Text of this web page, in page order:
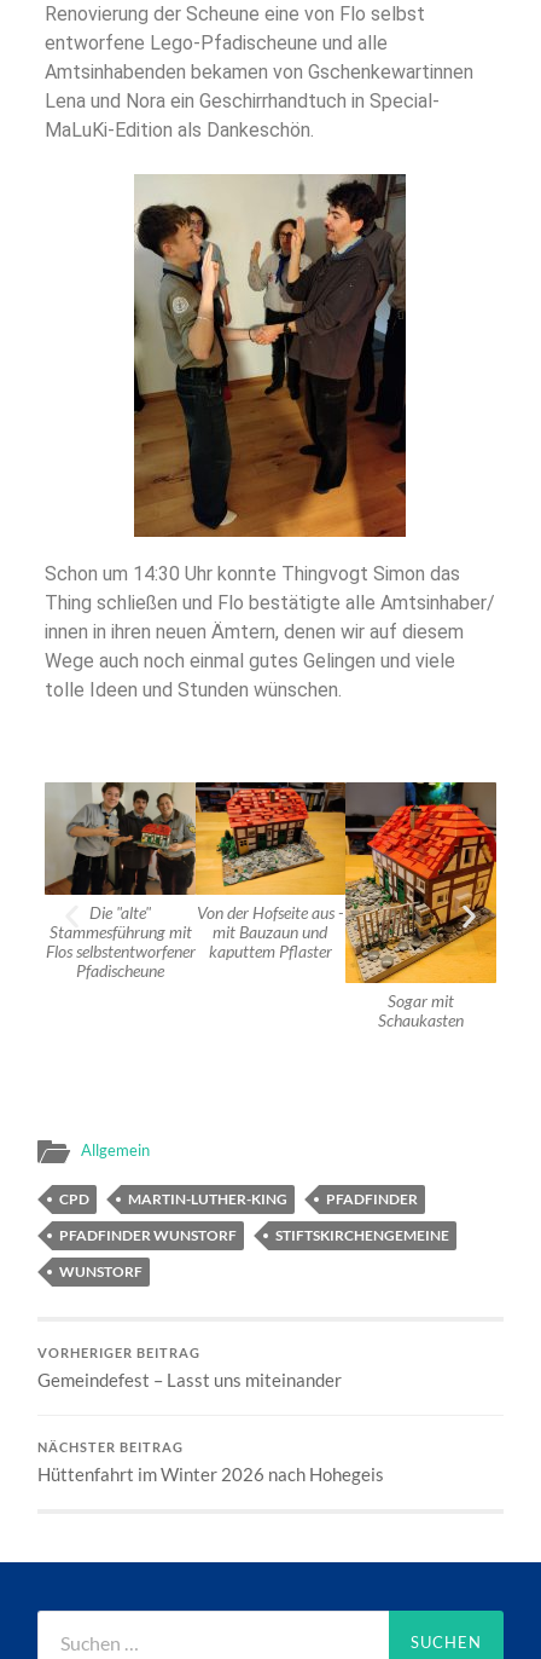
Renovierung der Scheune eine von Flo selbst
entworfene Lego-Pfadischeune und alle
Amtsinhabenden bekamen von Gschenkewartinnen
Lena und Nora ein Geschirrhandtuch in Special-
MaLuKi-Edition als Dankeschön.
Schon um 14:30 Uhr konnte Thingvogt Simon das
Thing schließen und Flo bestätigte alle Amtsinhaber/
innen in ihren neuen Ämtern, denen wir auf diesem
Wege auch noch einmal gutes Gelingen und viele
tolle Ideen und Stunden wünschen.
Die "alte"
Stammesführung mit
Flos selbstentworfener
Pfadischeune
Von der Hofseite aus -
mit Bauzaun und
kaputtem Pflaster
Sogar mit
Schaukasten
Allgemein
CPD MARTIN-LUTHER-KING
PFADFINDER
PFADFINDER WUNSTORF
STIFTSKIRCHENGEMEINE
WUNSTORF
VORHERIGER BEITRAG
Gemeindefest – Lasst uns miteinander
NÄCHSTER BEITRAG
Hüttenfahrt im Winter 2026 nach Hohegeis